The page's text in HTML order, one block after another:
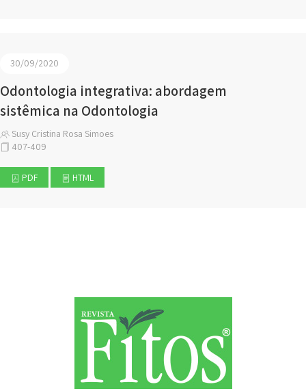
30/09/2020
Odontologia integrativa: abordagem
sistêmica na Odontologia
Susy Cristina Rosa Simoes
407-409
PDF HTML